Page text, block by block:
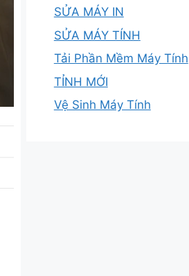
SỬA MÁY IN
SỬA MÁY TÍNH
Tải Phần Mềm Máy Tính
TỈNH MỚI
Vệ Sinh Máy Tính